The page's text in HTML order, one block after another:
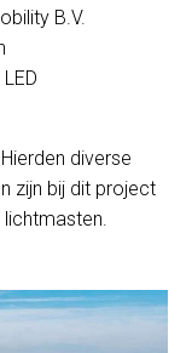
B.V.
diverse
zijn bij dit project